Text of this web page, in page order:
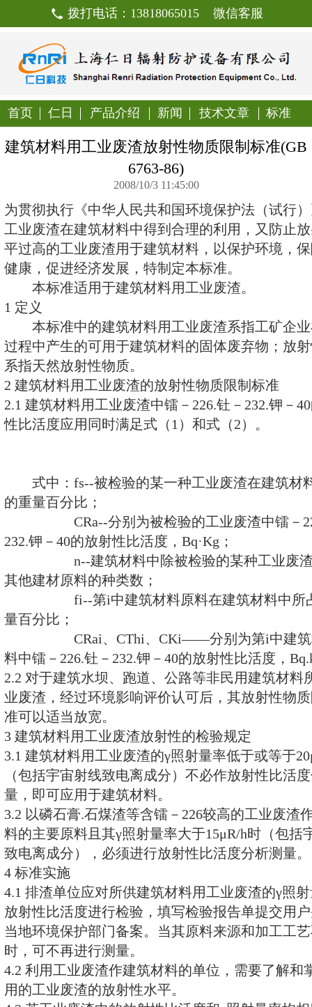
拨打电话：13818065015
产品介绍 技
建筑材料用工业废渣放射性物
6763-86)
2008/10/3 11:45:00
为贯彻执行《中华人民共和国环
工业废渣在建筑材料中得到合理
平过高的工业废渣用于建筑材料
健康，促进经济发展，特制定本标
本标准适用于建筑材料用工业
过程中产生的可用于建筑材料的
系指天然放射性物质。
2 建筑材料用工业废渣的放射性物
2.1 建筑材料用工业废渣中镭－
性比活度应用同时满足式（1）和
式中：fs--被检验的某一种工
的重量百分比；
CRa--分别为被检验的
232.钾－40的放射性比活度，Bq·K
n--建筑材料中除被检验的
其他建材原料的种类数；
fi--第i中建筑材料原料
量百分比；
CRai 、CThi、CKi——分
料中镭－226.钍－232.钾－40的放
2.2 对于建筑水坝、跑道、公路等
业废渣，经过环境影响评价认可